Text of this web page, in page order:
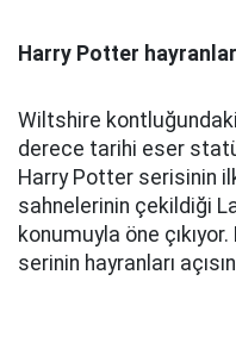
Harry Potter
Wiltshire
derece tarihi eser
Harry Potter serisinin
sahnelerinin çekildiği
konumuyla öne
serinin hayranları